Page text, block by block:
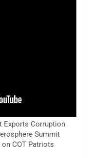
Exports Corruption
Summit
COT Patriots